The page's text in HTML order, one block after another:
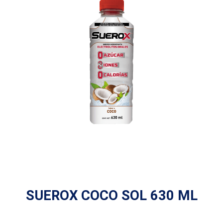
SUEROX COCO SOL 630 ML